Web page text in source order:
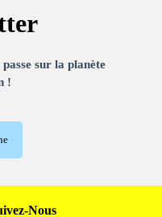
sur la planète
!
Nous